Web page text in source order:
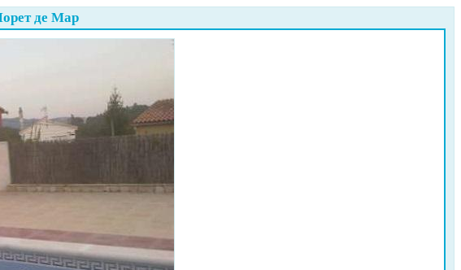
де Мар